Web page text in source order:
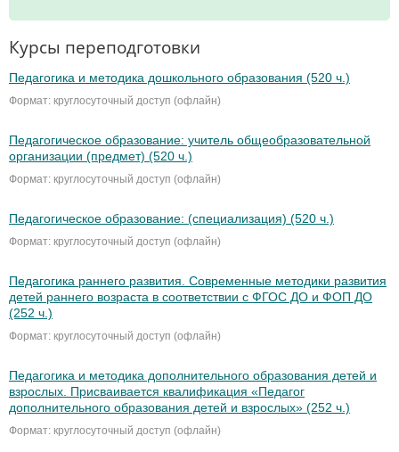
Курсы переподготовки
Педагогика и методика дошкольного образования (520 ч.)
Формат: круглосуточный доступ (офлайн)
Педагогическое образование: учитель общеобразовательной
организации (предмет) (520 ч.)
Формат: круглосуточный доступ (офлайн)
Педагогическое образование: (специализация) (520 ч.)
Формат: круглосуточный доступ (офлайн)
Педагогика раннего развития. Современные методики развития
детей раннего возраста в соответствии с ФГОС ДО и ФОП ДО
(252 ч.)
Формат: круглосуточный доступ (офлайн)
Педагогика и методика дополнительного образования детей и
взрослых. Присваивается квалификация «Педагог
дополнительного образования детей и взрослых» (252 ч.)
Формат: круглосуточный доступ (офлайн)